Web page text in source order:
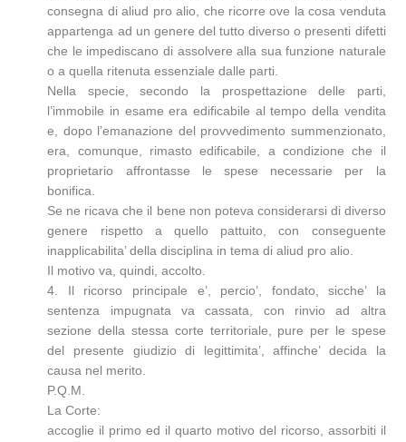
consegna di aliud pro alio, che ricorre ove la cosa venduta
appartenga ad un genere del tutto diverso o presenti difetti
che le impediscano di assolvere alla sua funzione naturale
o a quella ritenuta essenziale dalle parti.
Nella specie, secondo la prospettazione delle parti,
l’immobile in esame era edificabile al tempo della vendita
e, dopo l’emanazione del provvedimento summenzionato,
era, comunque, rimasto edificabile, a condizione che il
proprietario affrontasse le spese necessarie per la
bonifica.
Se ne ricava che il bene non poteva considerarsi di diverso
genere rispetto a quello pattuito, con conseguente
inapplicabilita’ della disciplina in tema di aliud pro alio.
Il motivo va, quindi, accolto.
4. Il ricorso principale e’, percio’, fondato, sicche’ la
sentenza impugnata va cassata, con rinvio ad altra
sezione della stessa corte territoriale, pure per le spese
del presente giudizio di legittimita’, affinche’ decida la
causa nel merito.
P.Q.M.
La Corte:
accoglie il primo ed il quarto motivo del ricorso, assorbiti il